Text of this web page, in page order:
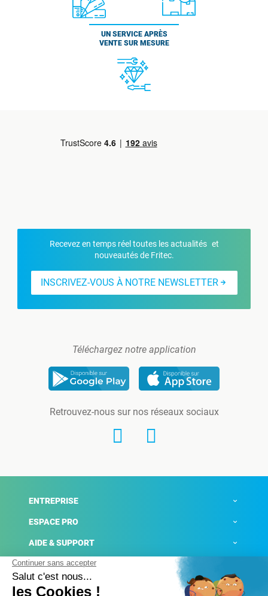
UN SERVICE APRÈS
VENTE SUR MESURE
Recevez en temps réel toutes les actualités et
nouveautés de Fritec.
INSCRIVEZ-VOUS À NOTRE NEWSLETTER
Téléchargez notre application
Retrouvez-nous sur nos réseaux sociaux
ENTREPRISE
ESPACE PRO
AIDE & SUPPORT
ACTUALITÉS